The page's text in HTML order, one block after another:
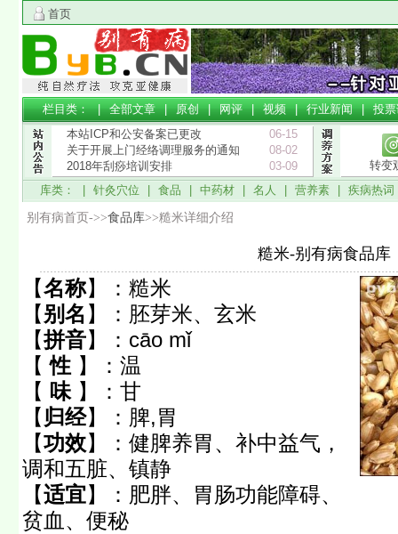
首页
栏目类： |全部文章|原创|网评|视频|行业新闻|投
本站ICP和公安备案已更改
06-15
关于开展上门经络调理服务的通知
08-02
2018年刮痧培训安排
03-09
转变
库类： | 针灸穴位 食品 中药材 名人 营养素 疾病热词
别有病首页->>食品库>>糙米详细介绍
糙米-别有病食品库
【名称】： 糙米
【别名 】： 胚芽米、玄米
【拼音】： cāo mǐ
【 性 】： 温
【 味 】： 甘
【 归经】： 脾,胃
【功效】： 健脾养胃、补中益气，
调和五脏、镇静
【适宜】： 肥胖、胃肠功能障碍、
贫血、便秘